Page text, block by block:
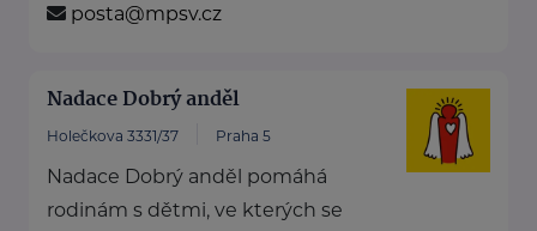
posta@mpsv.cz
Nadace Dobrý anděl
Holečkova 3331/37 Praha 5
Nadace Dobrý anděl pomáhá
rodinám s dětmi, ve kterých se